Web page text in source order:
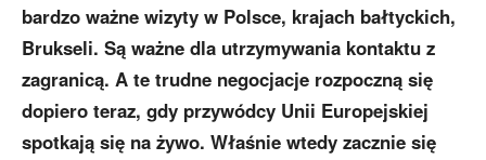
bardzo ważne wizyty w Polsce, krajach bałtyckich,
Brukseli. Są ważne dla utrzymywania kontaktu z
zagranicą. A te trudne negocjacje rozpoczną się
dopiero teraz, gdy przywódcy Unii Europejskiej
spotkają się na żywo. Właśnie wtedy zacznie się